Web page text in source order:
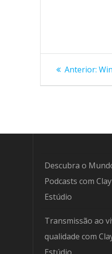
de
Anterior:
Descubra o
Podcasts com
Estúdio
Transmissão ao
qualidade com